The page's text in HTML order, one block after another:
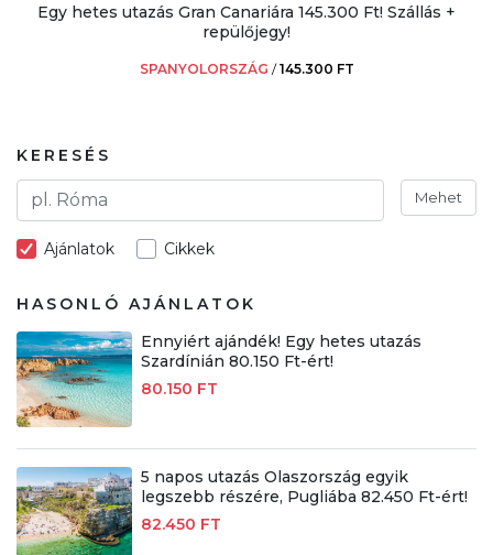
Egy hetes utazás Gran Canariára 145.300 Ft! Szállás +
repülőjegy!
SPANYOLORSZÁG /145.300 FT
KERESÉS
Mehet
Ajánlatok Cikkek
HASONLÓ AJÁNLATOK
Ennyiért ajándék! Egy hetes utazás
Szardínián 80.150 Ft-ért!
80.150 FT
5 napos utazás Olaszország egyik
legszebb részére, Pugliába 82.450 Ft-ért!
82.450 FT